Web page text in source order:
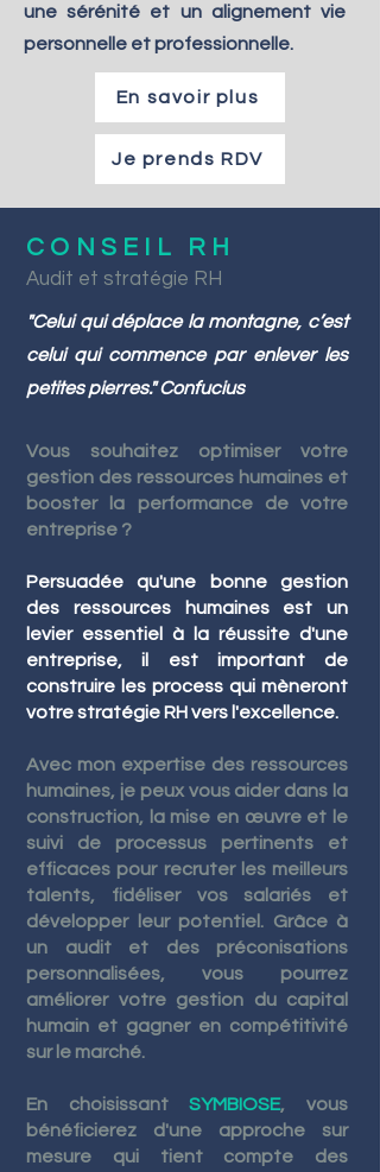
une sérénité et un alignement vie
personnelle et professionnelle.
En savoir plus
Je prends RDV
CONSEIL RH
Audit et stratégie RH
"Celui qui déplace la montagne, c’est
celui qui commence par enlever les
petites pierres." Confucius
Vous souhaitez optimiser votre
gestion des ressources humaines et
booster la performance de votre
entreprise ?
Persuadée qu'une bonne gestion
des ressources humaines est un
levier essentiel à la réussite d'une
entreprise, il est important de
construire les process qui mèneront
votre stratégie RH vers l'excellence.
Avec mon expertise des ressources
humaines, je peux vous aider dans la
construction, la mise en œuvre et le
suivi de processus pertinents et
efficaces pour recruter les meilleurs
talents, fidéliser vos salariés et
développer leur potentiel. Grâce à
un audit et des préconisations
personnalisées, vous pourrez
améliorer votre gestion du capital
humain et gagner en compétitivité
sur le marché.
En choisissantSYMBIOSE, vous
bénéficierez d'une approche sur
mesure qui tient compte des